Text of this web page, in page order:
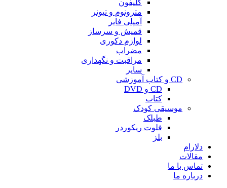
کلیفون
مترونوم و تیونر
آمپلی فایر
قمیش و سرساز
لوازم دکوری
مضراب
مراقبت و نگهداری
سایر
CD و کتاب آموزشی
CD و DVD
کتاب
موسیقی کودک
طبلک
فلوت ریکوردر
بلز
دلارام
مقالات
تماس با ما
درباره ما